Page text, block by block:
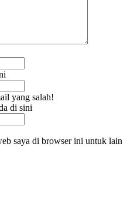
yang salah!
di sini
saya di browser ini untuk lain